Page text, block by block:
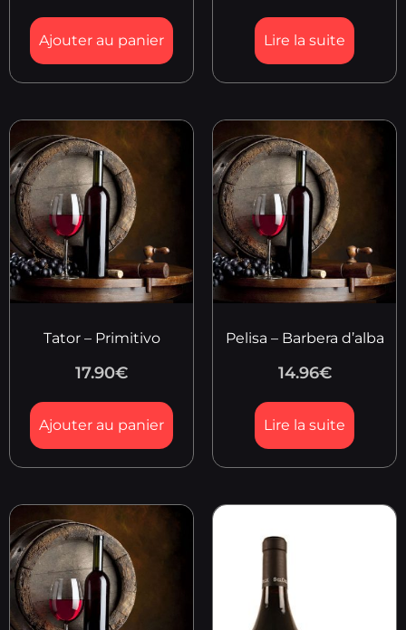
Ajouter au panier Lire la suite
Tator – Primitivo
17.90€
Ajouter au panier
Pelisa – Barbera d’alba
14.96€
Lire la suite